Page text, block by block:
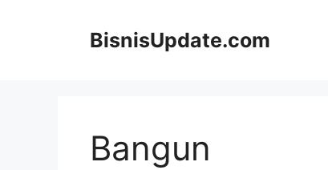
BisnisUpdate.com
Bangun